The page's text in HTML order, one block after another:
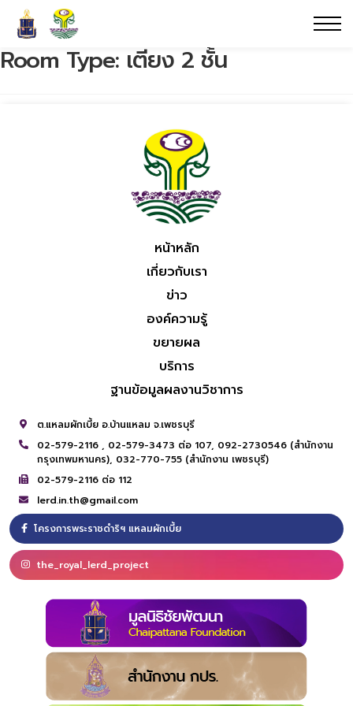
Room Type: เตียง 2 ชั้น
หน้าหลัก
เกี่ยวกับเรา
ข่าว
องค์ความรู้
ขยายผล
บริการ
ฐานข้อมูลผลงานวิชาการ
ต.แหลมผักเบี้ย อ.บ้านแหลม จ.เพชรบุรี
02-579-2116 , 02-579-3473 ต่อ 107, 092-2730546 (สำนักงาน
กรุงเทพมหานคร), 032-770-755 (สำนักงาน เพชรบุรี)
02-579-2116 ต่อ 112
lerd.in.th@gmail.com
โครงการพระราชดำริฯ แหลมผักเบี้ย
the_royal_lerd_project